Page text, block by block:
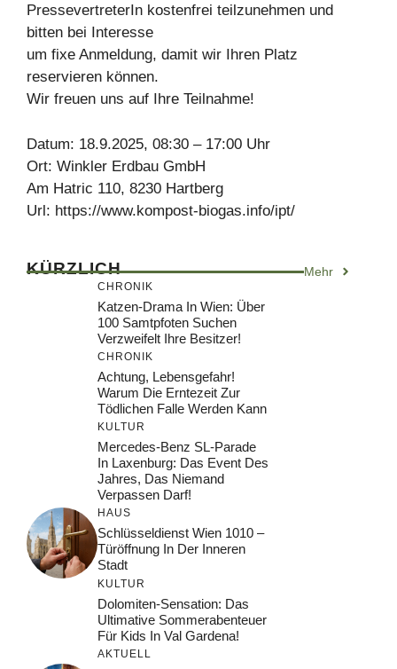
PressevertreterIn kostenfrei teilzunehmen und
bitten bei Interesse
um fixe Anmeldung, damit wir Ihren Platz
reservieren können.
Wir freuen uns auf Ihre Teilnahme!
Datum: 18.9.2025, 08:30 – 17:00 Uhr
Ort: Winkler Erdbau GmbH
Am Hatric 110, 8230 Hartberg
Url: https://www.kompost-biogas.info/ipt/
KÜRZLICH Mehr
CHRONIK
Katzen-Drama In Wien: Über
100 Samtpfoten Suchen
Verzweifelt Ihre Besitzer!
CHRONIK
Achtung, Lebensgefahr!
Warum Die Erntezeit Zur
Tödlichen Falle Werden Kann
KULTUR
Mercedes-Benz SL-Parade
In Laxenburg: Das Event Des
Jahres, Das Niemand
Verpassen Darf!
HAUS
Schlüsseldienst Wien 1010 –
Türöffnung In Der Inneren
Stadt
KULTUR
Dolomiten-Sensation: Das
Ultimative Sommerabenteuer
Für Kids In Val Gardena!
AKTUELL